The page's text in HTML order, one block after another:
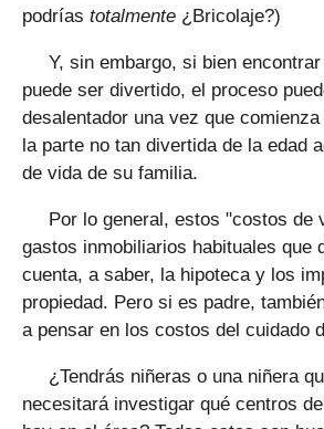
podrías totalmente ¿Bricolaje?)
Y, sin embargo, si bien
puede ser divertido, el proceso
desalentador una vez que
la parte no tan divertida de la edad
de vida de su familia.
Por lo general, estos "costos de
gastos inmobiliarios habituales que
cuenta, a saber, la hipoteca y los
propiedad. Pero si es padre,
a pensar en los costos del cuidado
¿Tendrás niñeras o una niñera
necesitará investigar qué centros